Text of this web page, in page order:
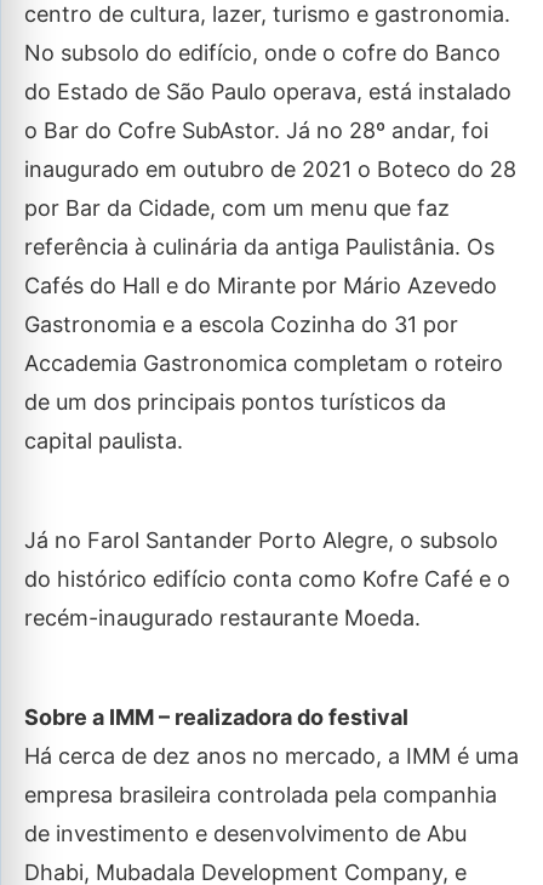
centro de cultura, lazer, turismo e gastronomia.
No subsolo do edifício, onde o cofre do Banco
do Estado de São Paulo operava, está instalado
o Bar do Cofre SubAstor. Já no 28º andar, foi
inaugurado em outubro de 2021 o Boteco do 28
por Bar da Cidade, com um menu que faz
referência à culinária da antiga Paulistânia. Os
Cafés do Hall e do Mirante por Mário Azevedo
Gastronomia e a escola Cozinha do 31 por
Accademia Gastronomica completam o roteiro
de um dos principais pontos turísticos da
capital paulista.
Já no Farol Santander Porto Alegre, o subsolo
do histórico edifício conta como Kofre Café e o
recém-inaugurado restaurante Moeda.
Sobre a IMM – realizadora do festival
Há cerca de dez anos no mercado, a IMM é uma
empresa brasileira controlada pela companhia
de investimento e desenvolvimento de Abu
Dhabi, Mubadala Development Company, e